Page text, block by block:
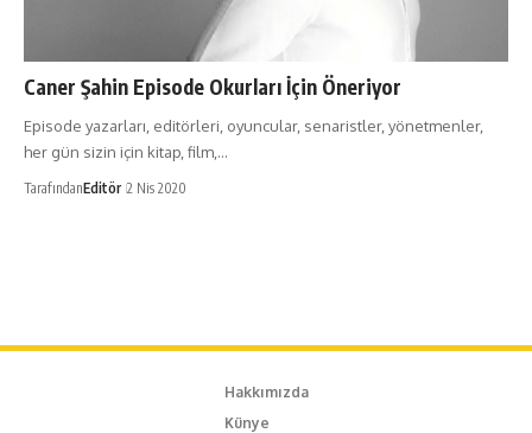
Caner Şahin Episode Okurları İçin Öneriyor
Episode yazarları, editörleri, oyuncular, senaristler, yönetmenler,
her gün sizin için kitap, film,…
TarafındanEditör 2 Nis 2020
Hakkımızda
Künye